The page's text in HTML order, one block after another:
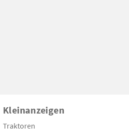
Kleinanzeigen
Traktoren